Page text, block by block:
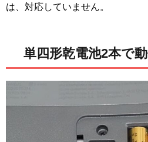
は、対応していません。
単四形乾電池2本で